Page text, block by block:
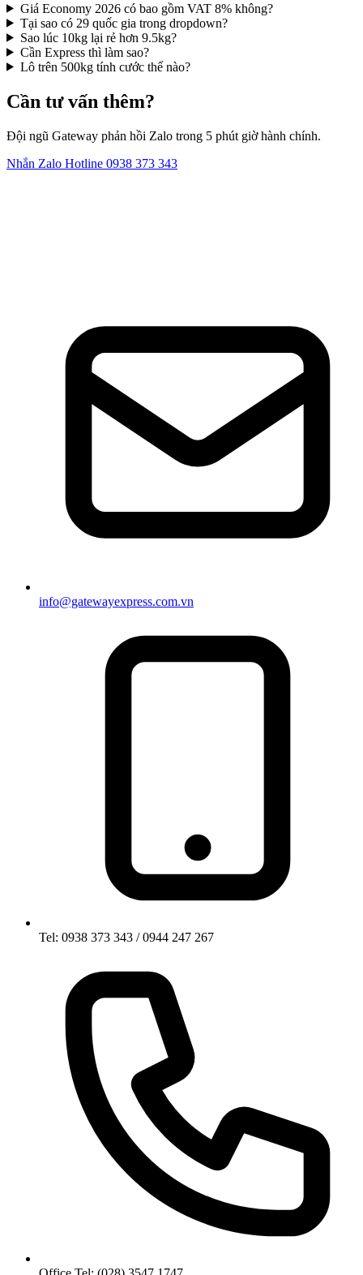
Giá Economy 2026 có bao gồm VAT 8% không?
Tại sao có 29 quốc gia trong dropdown?
Sao lúc 10kg lại rẻ hơn 9.5kg?
Cần Express thì làm sao?
Lô trên 500kg tính cước thế nào?
Cần tư vấn thêm?
Đội ngũ Gateway phản hồi Zalo trong 5 phút giờ hành chính.
Nhắn Zalo Hotline 0938 373 343
info@gatewayexpress.com.vn
Tel: 0938 373 343 / 0944 247 267